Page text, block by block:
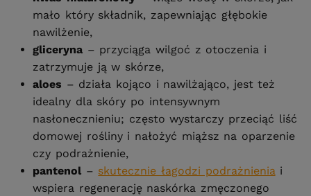
mało który składnik, zapewniając głębokie
nawilżenie,
gliceryna – przyciąga wilgoć z otoczenia i
zatrzymuje ją w skórze,
aloes – działa kojąco i nawilżająco, jest też
idealny dla skóry po intensywnym
nasłonecznieniu; często wystarczy przeciąć liść
domowej rośliny i nałożyć miąższ na oparzenie
czy podrażnienie,
pantenol – skutecznie łagodzi podrażnieniai
wspiera regenerację naskórka zmęczonego